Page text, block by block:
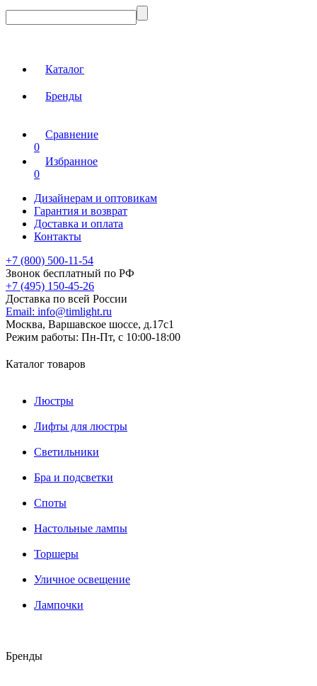
Каталог
Бренды
Сравнение
0
Избранное
0
Дизайнерам и оптовикам
Гарантия и возврат
Доставка и оплата
Контакты
+7 (800) 500-11-54
Звонок бесплатный по РФ
+7 (495) 150-45-26
Доставка по всей России
Email: info@timlight.ru
Москва, Варшавское шоссе, д.17c1
Режим работы: Пн-Пт, с 10:00-18:00
Каталог товаров
Люстры
Лифты для люстры
Светильники
Бра и подсветки
Споты
Настольные лампы
Торшеры
Уличное освещение
Лампочки
Бренды